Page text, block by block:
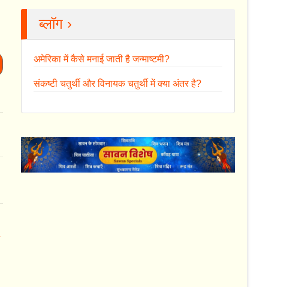
ब्लॉग ›
अमेरिका में कैसे मनाई जाती है जन्माष्टमी?
संकष्टी चतुर्थी और विनायक चतुर्थी में क्या अंतर है?